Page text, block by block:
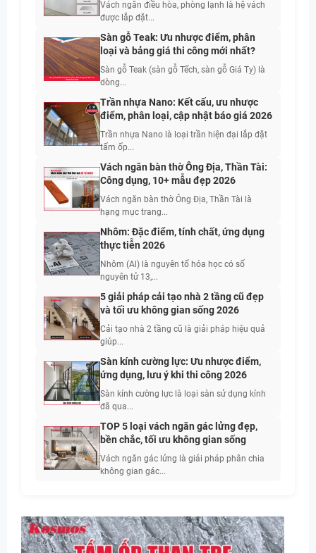
Vách ngăn điều hòa, phòng lạnh là hệ vách
được lắp đặt...
Sàn gỗ Teak: Ưu nhược điểm, phân
loại và bảng giá thi công mới nhất?
Sàn gỗ Teak (sàn gỗ Tếch, sàn gỗ Giá Tỵ) là
dòng...
Trần nhựa Nano: Kết cấu, ưu nhược
điểm, phân loại, cập nhật báo giá 2026
Trần nhựa Nano là loại trần hiện đại lắp đặt
tấm ốp...
Vách ngăn bàn thờ Ông Địa, Thần Tài:
Công dụng, 10+ mẫu đẹp 2026
Vách ngăn bàn thờ Ông Địa, Thần Tài là
hạng mục trang...
Nhôm: Đặc điểm, tính chất, ứng dụng
thực tiễn 2026
Nhôm (Al) là nguyên tố hóa học có số
nguyên tử 13,...
5 giải pháp cải tạo nhà 2 tầng cũ đẹp
và tối ưu không gian sống 2026
Cải tạo nhà 2 tầng cũ là giải pháp hiệu quả
giúp...
Sàn kính cường lực: Ưu nhược điểm,
ứng dụng, lưu ý khi thi công 2026
Sàn kính cường lực là loại sàn sử dụng kính
đã qua...
TOP 5 loại vách ngăn gác lửng đẹp,
bền chắc, tối ưu không gian sống
Vách ngăn gác lửng là giải pháp phân chia
không gian gác...